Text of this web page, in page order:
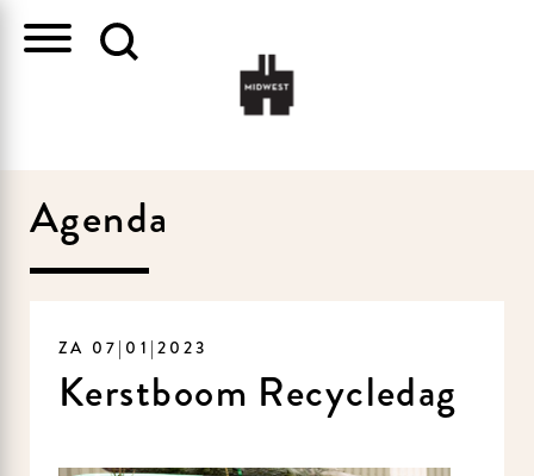
Agenda
ZA 07|01|2023
Kerstboom Recycledag